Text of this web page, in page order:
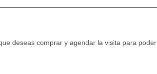
deseas comprar y agendar la visita para poder